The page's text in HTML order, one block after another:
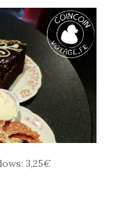
3,25€